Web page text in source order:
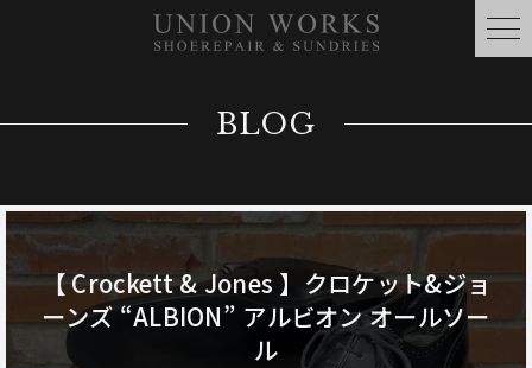
BLOG
【 Crockett & Jones 】クロケット&ジョ
ーンズ “ALBION” アルビオン オールソー
ル